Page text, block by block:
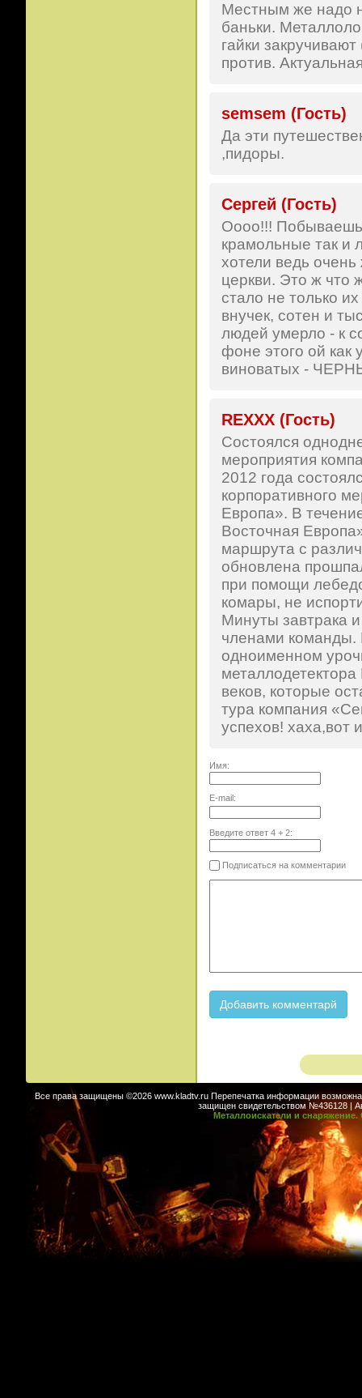
Местным же надо
баньки.
гайки
против.
semsem (Гость)
Да эти
,пидоры.
Сергей (Гость)
Оооо!!! Побываешь
крамольные так и
хотели ведь
церкви. Это ж что
стало не только
внучек, сотен и
людей умерло - к
фоне этого ой как
виноватых -
REXXX (Гость)
Состоялся
мероприятия
2012 года
корпоративного
Европа». В
Восточная
маршрута с
обновлена
при помощи
комары, не
Минуты завтрака
членами команды.
одноименном
веков, которые
тура компания
успехов! хаха,вот
Имя:
E-mail:
Введите ответ 4+ 2:
Подписаться на комментарии
Все права защищены ©2026 www.kladtv.ru Перепечатка информации возможна
защищен свидетельством №436128 |
Металлоискатели и